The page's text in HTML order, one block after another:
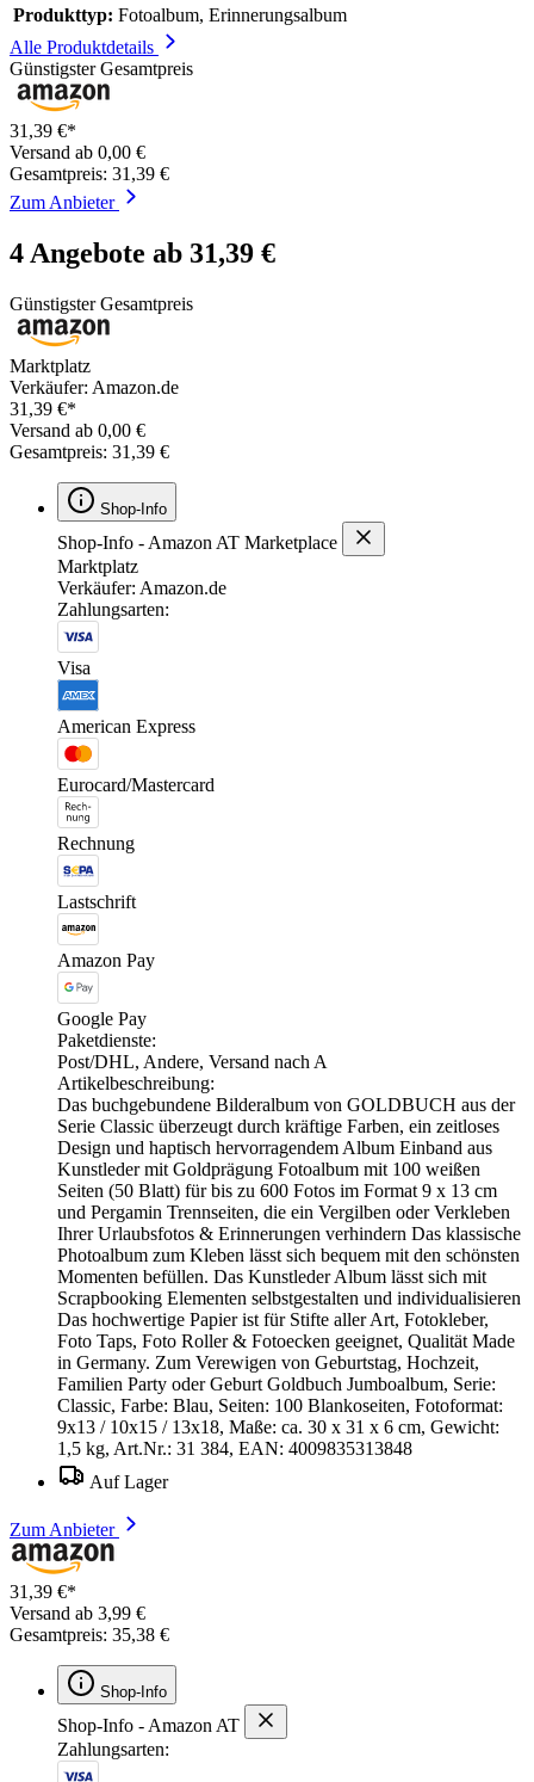
Produkttyp: Fotoalbum, Erinnerungsalbum
Alle Produktdetails
Günstigster Gesamtpreis
31,39 €*
Versand ab 0,00 €
Gesamtpreis: 31,39 €
Zum Anbieter
4 Angebote ab 31,39 €
Günstigster Gesamtpreis
Marktplatz
Verkäufer: Amazon.de
31,39 €*
Versand ab 0,00 €
Gesamtpreis: 31,39 €
Shop-Info
Shop-Info - Amazon AT Marketplace
Marktplatz
Verkäufer: Amazon.de
Zahlungsarten:
Visa
American Express
Eurocard/Mastercard
Rechnung
Lastschrift
Amazon Pay
Google Pay
Paketdienste:
Post/DHL, Andere, Versand nach A
Artikelbeschreibung:
Das buchgebundene Bilderalbum von GOLDBUCH aus der
Serie Classic überzeugt durch kräftige Farben, ein zeitloses
Design und haptisch hervorragendem Album Einband aus
Kunstleder mit Goldprägung Fotoalbum mit 100 weißen
Seiten (50 Blatt) für bis zu 600 Fotos im Format 9 x 13 cm
und Pergamin Trennseiten, die ein Vergilben oder Verkleben
Ihrer Urlaubsfotos & Erinnerungen verhindern Das klassische
Photoalbum zum Kleben lässt sich bequem mit den schönsten
Momenten befüllen. Das Kunstleder Album lässt sich mit
Scrapbooking Elementen selbstgestalten und individualisieren
Das hochwertige Papier ist für Stifte aller Art, Fotokleber,
Foto Taps, Foto Roller & Fotoecken geeignet, Qualität Made
in Germany. Zum Verewigen von Geburtstag, Hochzeit,
Familien Party oder Geburt Goldbuch Jumboalbum, Serie:
Classic, Farbe: Blau, Seiten: 100 Blankoseiten, Fotoformat:
9x13 / 10x15 / 13x18, Maße: ca. 30 x 31 x 6 cm, Gewicht:
1,5 kg, Art.Nr.: 31 384, EAN: 4009835313848
Auf Lager
Zum Anbieter
31,39 €*
Versand ab 3,99 €
Gesamtpreis: 35,38 €
Shop-Info
Shop-Info - Amazon AT
Zahlungsarten: